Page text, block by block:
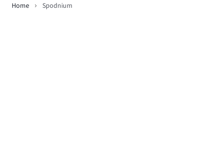
Home Spodnium